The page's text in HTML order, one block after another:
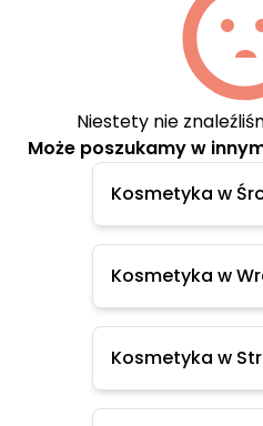
Niestety nie
Może poszukamy w
Kosmetyka w
Kosmetyka w
Kosmetyka w